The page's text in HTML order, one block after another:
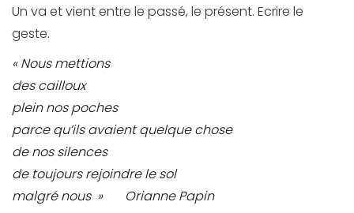
Un va et vient entre le passé, le présent. Ecrire le
geste.
« Nous mettions
des cailloux
plein nos poches
parce qu’ils avaient quelque chose
de nos silences
de toujours rejoindre le sol
malgré nous » Orianne Papin